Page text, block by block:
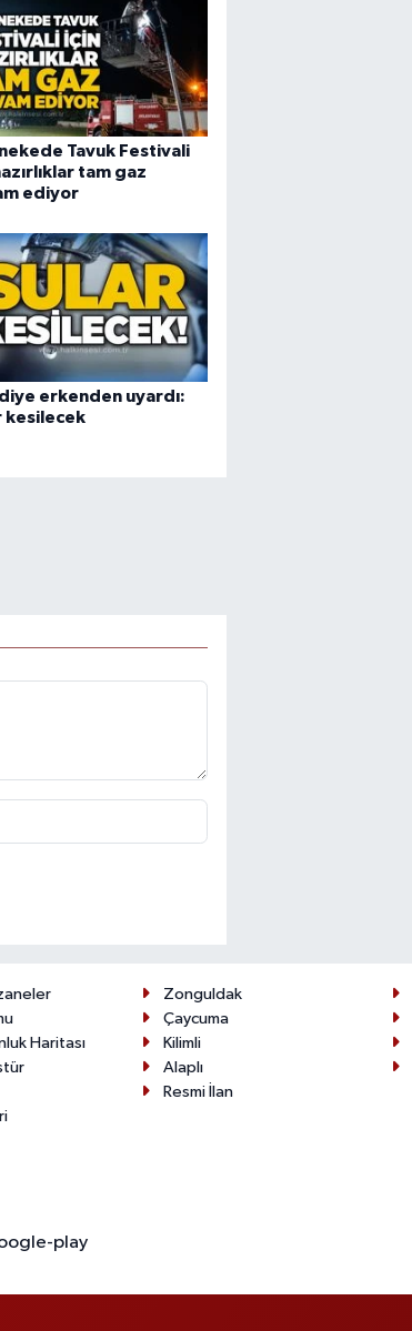
Tavuk Festivali
tam gaz
ediyor
erkenden uyardı:
kesilecek
Haritası
Zonguldak
Çaycuma
Kilimli
Alaplı
Resmi İlan